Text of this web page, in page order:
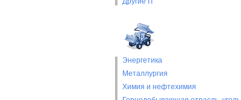
Энергетика
Металлургия
Химия и нефтехимия